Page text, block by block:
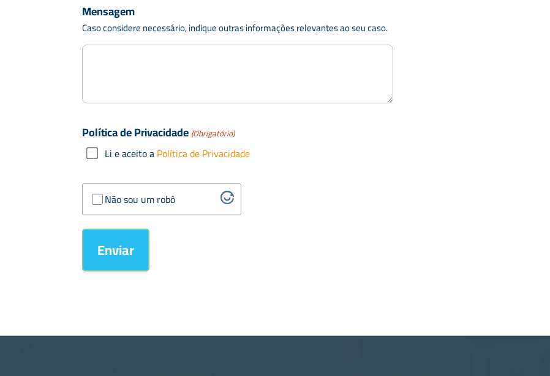
Mensagem
Caso considere necessário, indique outras informações relevantes ao seu caso.
Política de Privacidade (Obrigatório)
Li e aceito aPolítica de Privacidade
Verificação
Anti-
spam
Não sou um robô